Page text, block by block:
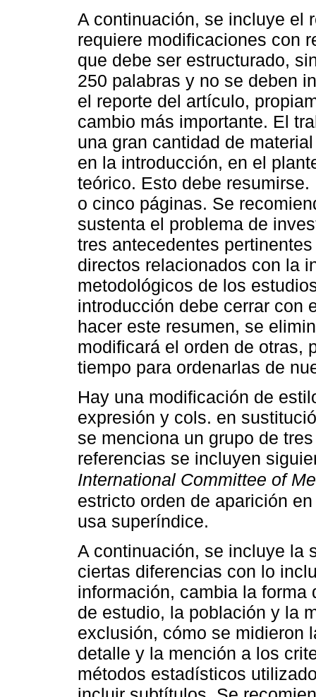
A continuación, se incluye el
requiere modificaciones con
que debe ser estructurado,
250 palabras y no se deben
el reporte del artículo,
cambio más importante. El
una gran cantidad de
en la introducción, en el
teórico. Esto debe
o cinco páginas. Se
sustenta el problema de
tres antecedentes
directos relacionados con la
metodológicos de los
introducción debe cerrar con
hacer este resumen, se
modificará el orden de otras,
tiempo para ordenarlas de
Hay una modificación de
expresión y cols. en
se menciona un grupo de
referencias se incluyen
International Committee of
estricto orden de aparición
usa superíndice.
A continuación, se incluye la
ciertas diferencias con lo
información, cambia la
de estudio, la población y la
exclusión, cómo se midieron
detalle y la mención a los
métodos estadísticos